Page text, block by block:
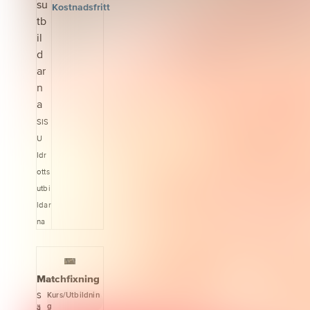
SIS
U
Idr
otts
utbi
ldar
na
Kostnadsfritt
Matchfixning
S
ä
Kurs/Utbildnin
g